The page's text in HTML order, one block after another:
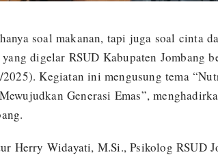
soal makanan, tapi juga soal cinta
digelar RSUD Kabupaten Jombang
Kegiatan ini mengusung tema
Generasi Emas”,
Herry Widayati, M.Si., Psikolog RSUD